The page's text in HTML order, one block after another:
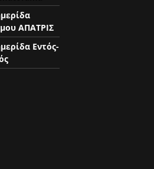
ΑΠΑΤΡΙΣ
Εντός-